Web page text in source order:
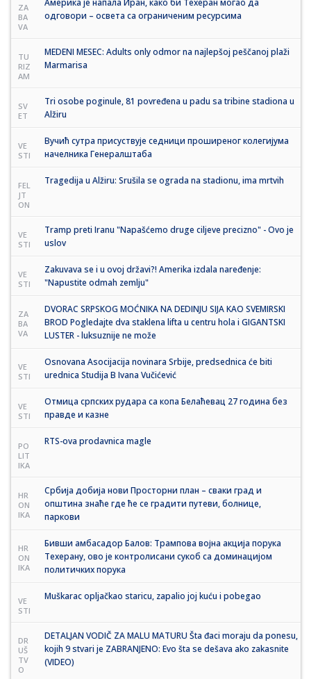
ZA
BA
VA
одговори – освета са ограниченим ресурсима
TU
RIZ
AM
MEDENI MESEC: Adults only odmor na najlepšoj peščanoj plaži
Marmarisa
SV
ET
Tri osobe poginule, 81 povređena u padu sa tribine stadiona u
Alžiru
VE
STI
Вучић сутра присуствује седници проширеног колегијума
начелника Генералштаба
FEL
JT
ON
Tragedija u Alžiru: Srušila se ograda na stadionu, ima mrtvih
VE
STI
Tramp preti Iranu "Napašćemo druge ciljeve precizno" - Ovo je
uslov
VE
STI
Zakuvava se i u ovoj državi?! Amerika izdala naređenje:
"Napustite odmah zemlju"
ZA
BA
VA
DVORAC SRPSKOG MOĆNIKA NA DEDINJU SIJA KAO SVEMIRSKI
BROD Pogledajte dva staklena lifta u centru hola i GIGANTSKI
LUSTER - luksuznije ne može
VE
STI
Osnovana Asocijacija novinara Srbije, predsednica će biti
urednica Studija B Ivana Vučićević
VE
STI
Отмица српских рудара са копа Белаћевац 27 година без
правде и казне
PO
LIT
IKA
RTS-ova prodavnica magle
HR
ON
IKA
Србија добија нови Просторни план – сваки град и
општина знаће где ће се градити путеви, болнице,
паркови
HR
ON
IKA
Бивши амбасадор Балов: Трампова војна акција порука
Техерану, ово је контролисани сукоб са доминацијом
политичких порука
VE
STI
Muškarac opljačkao staricu, zapalio joj kuću i pobegao
DR
UŠ
TV
O
DETALJAN VODIČ ZA MALU MATURU Šta đaci moraju da ponesu,
kojih 9 stvari je ZABRANJENO: Evo šta se dešava ako zakasnite
(VIDEO)